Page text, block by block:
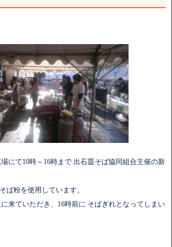
にて10時～16時まで 出石皿そば協同組合主催の新
ば粉を使用しています。
来ていただき、16時前に そばぎれとなってしまい